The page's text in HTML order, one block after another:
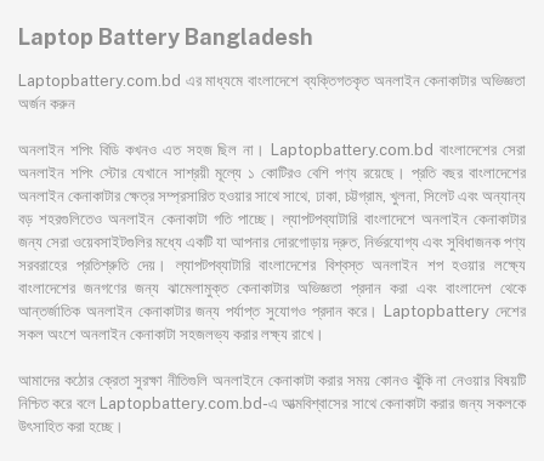
Laptop Battery Bangladesh
Laptopbattery.com.bd এর মাধ্যমে বাংলাদেশে ব্যক্তিগতকৃত অনলাইন কেনাকাটার অভিজ্ঞতা
অর্জন করুন
অনলাইন শপিং বিডি কখনও এত সহজ ছিল না। Laptopbattery.com.bd বাংলাদেশের সেরা
অনলাইন শপিং স্টোর যেখানে সাশ্রয়ী মূল্যে ১ কোটিরও বেশি পণ্য রয়েছে। প্রতি বছর বাংলাদেশের
অনলাইন কেনাকাটার ক্ষেত্র সম্প্রসারিত হওয়ার সাথে সাথে, ঢাকা, চট্টগ্রাম, খুলনা, সিলেট এবং অন্যান্য
বড় শহরগুলিতেও অনলাইন কেনাকাটা গতি পাচ্ছে। ল্যাপটপব্যাটারি বাংলাদেশে অনলাইন কেনাকাটার
জন্য সেরা ওয়েবসাইটগুলির মধ্যে একটি যা আপনার দোরগোড়ায় দ্রুত, নির্ভরযোগ্য এবং সুবিধাজনক পণ্য
সরবরাহের প্রতিশ্রুতি দেয়। ল্যাপটপব্যাটারি বাংলাদেশের বিশ্বস্ত অনলাইন শপ হওয়ার লক্ষ্যে
বাংলাদেশের জনগণের জন্য ঝামেলামুক্ত কেনাকাটার অভিজ্ঞতা প্রদান করা এবং বাংলাদেশ থেকে
আন্তর্জাতিক অনলাইন কেনাকাটার জন্য পর্যাপ্ত সুযোগও প্রদান করে। Laptopbattery দেশের
সকল অংশে অনলাইন কেনাকাটা সহজলভ্য করার লক্ষ্য রাখে।
আমাদের কঠোর ক্রেতা সুরক্ষা নীতিগুলি অনলাইনে কেনাকাটা করার সময় কোনও ঝুঁকি না নেওয়ার বিষয়টি
নিশ্চিত করে বলে Laptopbattery.com.bd-এ আত্মবিশ্বাসের সাথে কেনাকাটা করার জন্য সকলকে
উৎসাহিত করা হচ্ছে।